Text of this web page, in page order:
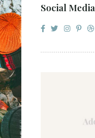
Social Media